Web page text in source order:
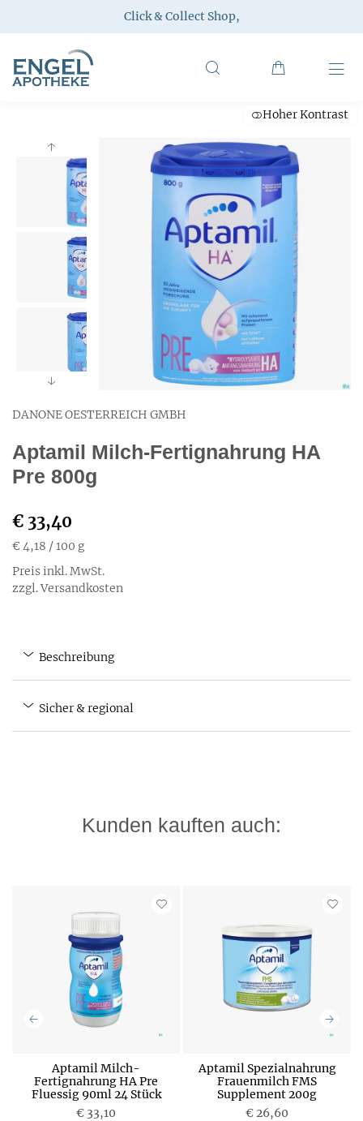
Click & Collect Shop,
Hoher Kontrast
DANONE OESTERREICH GMBH
Aptamil Milch-Fertignahrung HA
Pre 800g
€ 33,40
€ 4,18 / 100 g
Preis inkl. MwSt.
zzgl. Versandkosten
Beschreibung
Sicher & regional
Kunden kauften auch:
Aptamil Milch-
Fertignahrung HA Pre
Fluessig 90ml 24 Stück
€ 33,10
Aptamil Spezialnahrung
Frauenmilch FMS
Supplement 200g
€ 26,60